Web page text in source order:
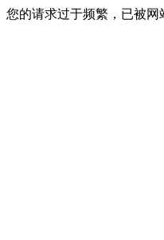
您的请求过于频繁，已被网